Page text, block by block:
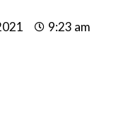
9:23 am